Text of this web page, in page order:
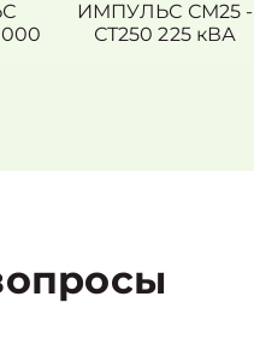
ИМПУЛЬС СМ25 -
СТ250 225 кВА